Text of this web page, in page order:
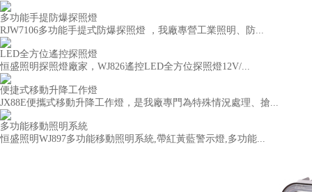
多功能手提防爆探照燈
RJW7106多功能手提式防爆探照燈 ，我廠專營工業照明、防...
LED全方位遙控探照燈
恒盛照明探照燈廠家，WJ826遙控LED全方位探照燈12V/...
便捷式移動升降工作燈
JX88E便攜式移動升降工作燈，是我廠專門為特殊情況處理、搶...
多功能移動照明系統
恒盛照明WJ897多功能移動照明系統,帶紅黃藍警示燈,多功能...